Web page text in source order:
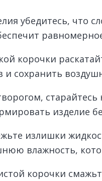
убедитесь, что
корочки
и сохранить
изделие
излишки
влажность,
корочки